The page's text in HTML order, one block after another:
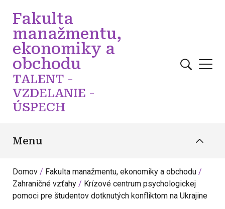
Fakulta
manažmentu,
ekonomiky a
obchodu
TALENT -
VZDELANIE -
ÚSPECH
Menu
Domov
Fakulta manažmentu, ekonomiky a obchodu
Zahraničné vzťahy
Krízové centrum psychologickej
pomoci pre študentov dotknutých konfliktom na Ukrajine